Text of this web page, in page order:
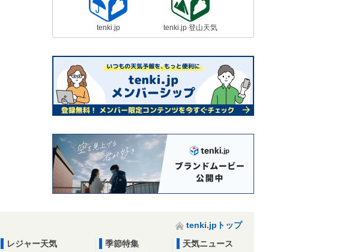
tenki.jp tenki.jp 登山天気
tenki.jpトップ
レジャー天気
季節特集
天気ニュース